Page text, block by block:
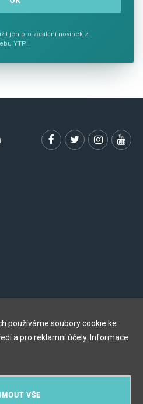
jen pro zasílání novinek z
YTPI.
VŠE
používáme soubory cookie ke
a pro reklamní účely. Informace